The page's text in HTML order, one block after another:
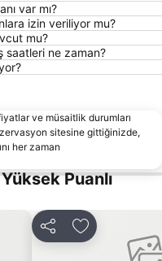
Turgutreis Marina
Halk Plajı
Gunbatımı Plajı
Otobüs Terminali
Halk Plajı
Yalıkavak
Limanı
and Heraion of Samos
Pithagoriou
var mı?
izin veriliyor mu?
mu?
saatleri ne zaman?
ve müsaitlik durumları
sitesine gittiğinizde,
her zaman
Puanlı
Paylaş Favorilerime